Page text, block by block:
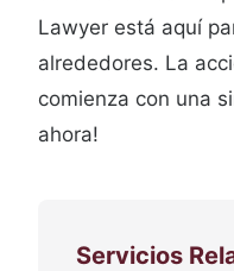
Lawyer está aquí
alrededores. La
comienza con una
ahora!
Servicios